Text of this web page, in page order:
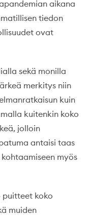
aikana
tiedon
ovat
sekä monilla
merkitys niin
kuin
kuitenkin koko
jolloin
antaisi taas
myös
puitteet koko
muiden